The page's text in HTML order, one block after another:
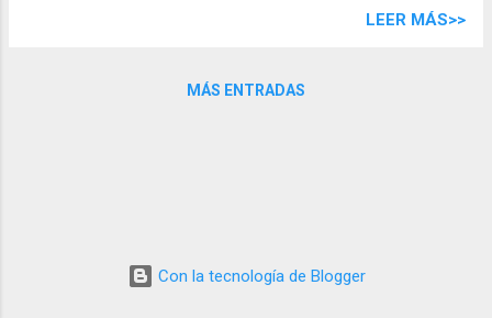
LEER MÁS>>
MÁS ENTRADAS
Con la tecnología de Blogger